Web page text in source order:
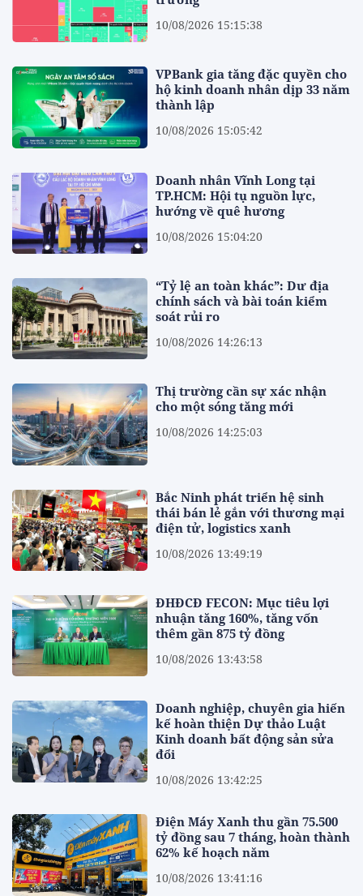
10/08/2026 15:15:38
VPBank gia tăng đặc quyền cho
hộ kinh doanh nhân dịp 33 năm
thành lập
10/08/2026 15:05:42
Doanh nhân Vĩnh Long tại
TP.HCM: Hội tụ nguồn lực,
hướng về quê hương
10/08/2026 15:04:20
“Tỷ lệ an toàn khác”: Dư địa
chính sách và bài toán kiểm
soát rủi ro
10/08/2026 14:26:13
Thị trường cần sự xác nhận
cho một sóng tăng mới
10/08/2026 14:25:03
Bắc Ninh phát triển hệ sinh
thái bán lẻ gắn với thương mại
điện tử, logistics xanh
10/08/2026 13:49:19
ĐHĐCĐ FECON: Mục tiêu lợi
nhuận tăng 160%, tăng vốn
thêm gần 875 tỷ đồng
10/08/2026 13:43:58
Doanh nghiệp, chuyên gia hiến
kế hoàn thiện Dự thảo Luật
Kinh doanh bất động sản sửa
đổi
10/08/2026 13:42:25
Điện Máy Xanh thu gần 75.500
tỷ đồng sau 7 tháng, hoàn thành
62% kế hoạch năm
10/08/2026 13:41:16